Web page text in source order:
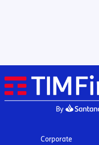
Corporate